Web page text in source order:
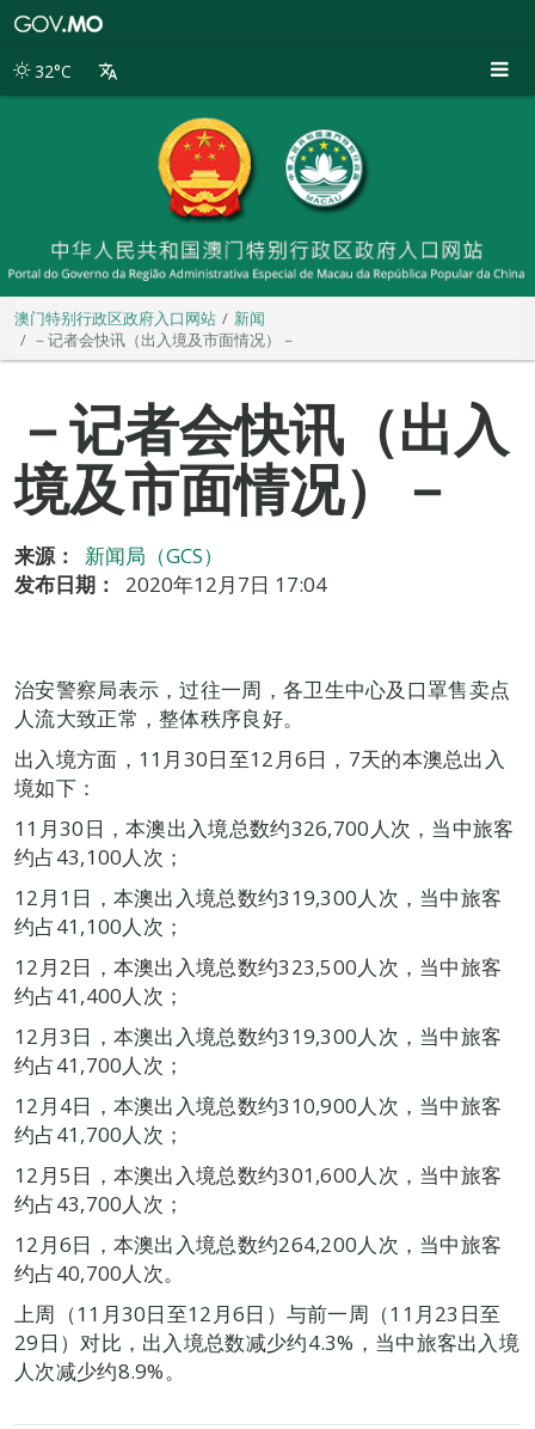
别
32°C
澳门特别行政区政府入口网站
新闻
－记者会快讯（出入境及市面情况）－
－记者会快讯（出入
境及市面情况）－
来源：
新闻局（GCS）
发布日期：
2020年12月7日 17:04
治安警察局表示，过往一周，各卫生中心及口罩售卖点
人流大致正常，整体秩序良好。
出入境方面，11月30日至12月6日，7天的本澳总出入
境如下：
11月30日，本澳出入境总数约326,700人次，当中旅客
约占43,100人次；
12月1日，本澳出入境总数约319,300人次，当中旅客
约占41,100人次；
12月2日，本澳出入境总数约323,500人次，当中旅客
约占41,400人次；
12月3日，本澳出入境总数约319,300人次，当中旅客
约占41,700人次；
12月4日，本澳出入境总数约310,900人次，当中旅客
约占41,700人次；
12月5日，本澳出入境总数约301,600人次，当中旅客
约占43,700人次；
12月6日，本澳出入境总数约264,200人次，当中旅客
约占40,700人次。
上周（11月30日至12月6日）与前一周（11月23日至
29日）对比，出入境总数减少约4.3%，当中旅客出入境
人次减少约8.9%。